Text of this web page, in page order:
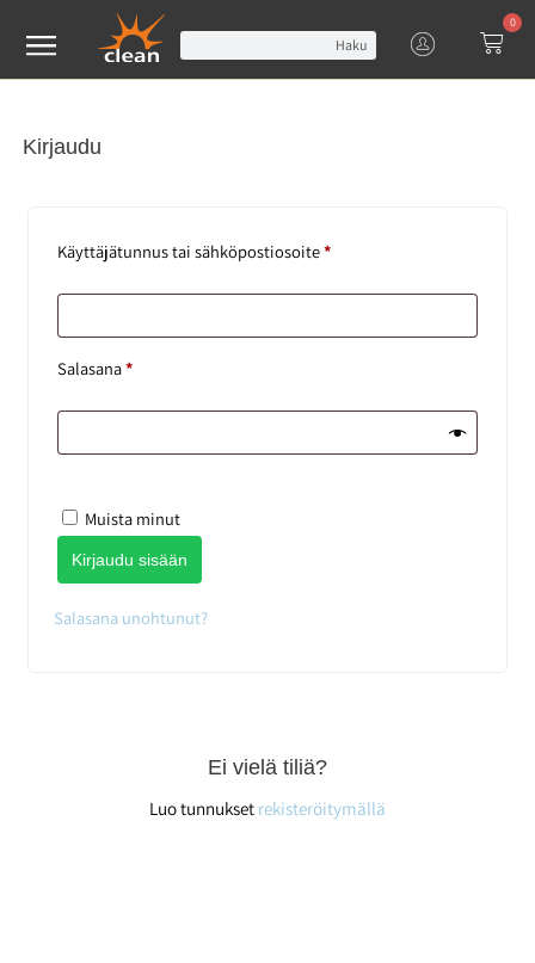
Haku
0
Kirjaudu
Käyttäjätunnus tai sähköpostiosoite*
Salasana*
Muista minut
Kirjaudu sisään
Salasana unohtunut?
Ei vielä tiliä?
Luo tunnukset rekisteröitymällä